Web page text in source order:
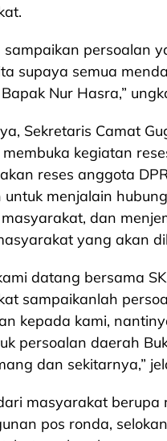
sampaikan persoalan
supaya semua
Nur Hasra,”
Sekretaris Camat
membuka kegiatan
reses anggota
untuk menjalain
dan
yang akan
datang bersama
sampaikanlah
kepada kami,
persoalan daerah
dan sekitarnya,”
masyarakat berupa
pos ronda,